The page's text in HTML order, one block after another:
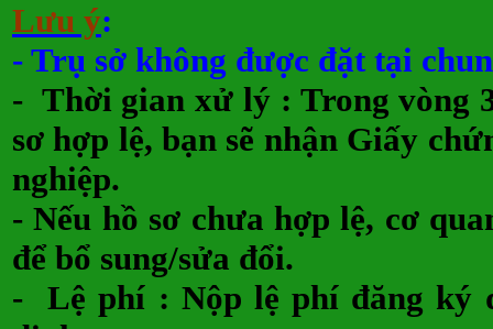
Lưu ý:
- Trụ sở không được đặt tại
- Thời gian xử lý : Trong vòng
sơ hợp lệ, bạn sẽ nhận Giấy
nghiệp.
- Nếu hồ sơ chưa hợp lệ, cơ
để bổ sung/sửa đổi.
- Lệ phí : Nộp lệ phí đăng ký